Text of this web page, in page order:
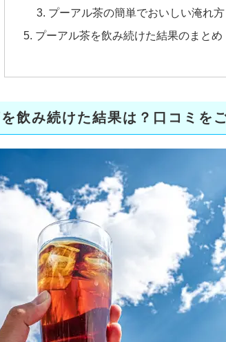
プーアル茶の簡単でおいしい淹れ方
プーアル茶を飲み続けた結果のまとめ
飲み続けた結果は？口コミを